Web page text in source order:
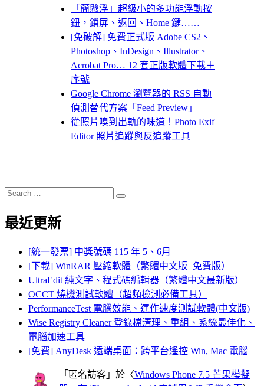
「簡懸浮」超級小的多功能浮動按
鈕，鎖屏、返回、Home 鍵……
[免破解] 免費正式版 Adobe CS2、
Photoshop、InDesign、Illustrator、
Acrobat Pro… 12 套正版軟體下載＋
序號
Google Chrome 瀏覽器的 RSS 自動
偵測替代方案「Feed Preview」
從照片嗅到出軌的味道！Photo Exif
Editor 照片追蹤與反追蹤工具
Search
for:
Search
最近更新
[統一發票] 中獎號碼 115 年 5、6月
[下載] WinRAR 壓縮軟體（繁體中文版+免費版）
UltraEdit 純文字、程式碼編輯器（繁體中文最新版）
OCCT 燒機測試軟體（超頻檢測必備工具）
PerformanceTest 電腦效能、運作速度測試軟體(中文版)
Wise Registry Cleaner 登錄檔清理、重組、系統最佳化、
電腦加速工具
[免費] AnyDesk 遠端桌面：跨平台遙控 Win, Mac 電腦
「 匿名訪客 」於〈Windows Phone 7.5 芒果模擬